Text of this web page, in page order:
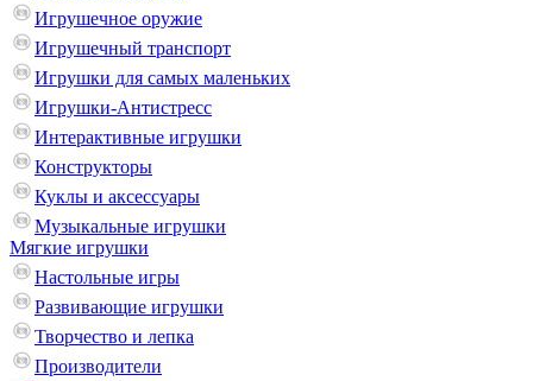
Игрушечное оружие
Игрушечный транспорт
Игрушки для самых маленьких
Игрушки-Антистресс
Интерактивные игрушки
Конструкторы
Куклы и аксессуары
Музыкальные игрушки
Мягкие игрушки
Настольные игры
Развивающие игрушки
Творчество и лепка
Производители